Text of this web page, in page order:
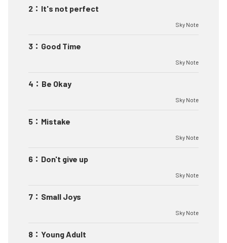
2 ： It's not perfect
Sky Note
3 ： Good Time
Sky Note
4 ： Be Okay
Sky Note
5 ： Mistake
Sky Note
6 ： Don't give up
Sky Note
7 ： Small Joys
Sky Note
8 ： Young Adult